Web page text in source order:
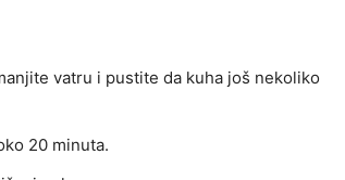
vatru i pustite da kuha još nekoliko
20 minuta.